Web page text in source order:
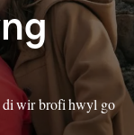
di wir brofi hwyl go